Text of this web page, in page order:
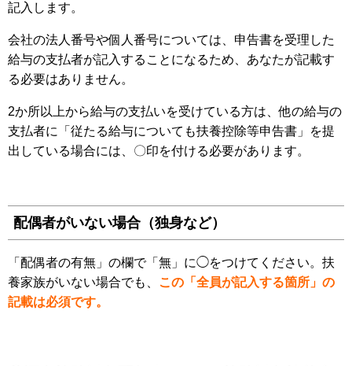
記入します。
会社の法人番号や個人番号については、申告書を受理した
給与の支払者が記入することになるため、あなたが記載す
る必要はありません。
2か所以上から給与の支払いを受けている方は、他の給与の
支払者に「従たる給与についても扶養控除等申告書」を提
出している場合には、〇印を付ける必要があります。
配偶者がいない場合（独身など）
「配偶者の有無」の欄で「無」に◯をつけてください。扶
養家族がいない場合でも、 この「全員が記入する箇所」の
記載は必須です。